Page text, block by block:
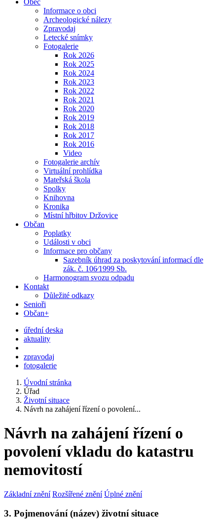
Obec
Informace o obci
Archeologické nálezy
Zpravodaj
Letecké snímky
Fotogalerie
Rok 2026
Rok 2025
Rok 2024
Rok 2023
Rok 2022
Rok 2021
Rok 2020
Rok 2019
Rok 2018
Rok 2017
Rok 2016
Video
Fotogalerie archív
Virtuální prohlídka
Mateřská škola
Spolky
Knihovna
Kronika
Místní hřbitov Držovice
Občan
Poplatky
Události v obci
Informace pro občany
Sazebník úhrad za poskytování informací dle
zák. č. 106⁄1999 Sb.
Harmonogram svozu odpadu
Kontakt
Důležité odkazy
Senioři
Občan+
úřední deska
aktuality
zpravodaj
fotogalerie
Úvodní stránka
Úřad
Životní situace
Návrh na zahájení řízení o povolení...
Návrh na zahájení řízení o
povolení vkladu do katastru
nemovitostí
Základní znění Rozšířené znění Úplné znění
3. Pojmenování (název) životní situace